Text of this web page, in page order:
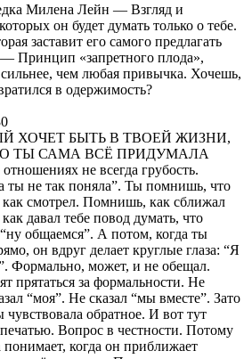
Милена Лейн — Взгляд и
он будет думать только о тебе.
заставит его самого предлагать
Принцип «запретного плода»,
чем любая привычка. Хочешь,
в одержимость?
ХОЧЕТ БЫТЬ В ТВОЕЙ ЖИЗНИ,
ТЫ САМА ВСЁ ПРИДУМАЛА
не всегда грубость.
ты не так поняла”. Ты помнишь, что
смотрел. Помнишь, как сближал
давал тебе повод думать, что
общаемся”. А потом, когда ты
он вдруг делает круглые глаза: “Я
Формально, может, и не обещал.
за формальности. Не
“моя”. Не сказал “мы вместе”. Зато
чувствовала обратное. И вот тут
Вопрос в честности. Потому
когда он приближает